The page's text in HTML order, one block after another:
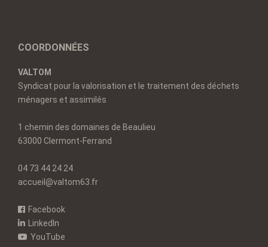
COORDONNÉES
VALTOM
Syndicat pour la valorisation et le traitement des déchets
ménagers et assimilés
1 chemin des domaines de Beaulieu
63000 Clermont-Ferrand
04 73 44 24 24
accueil@valtom63.fr
Facebook
LinkedIn
YouTube